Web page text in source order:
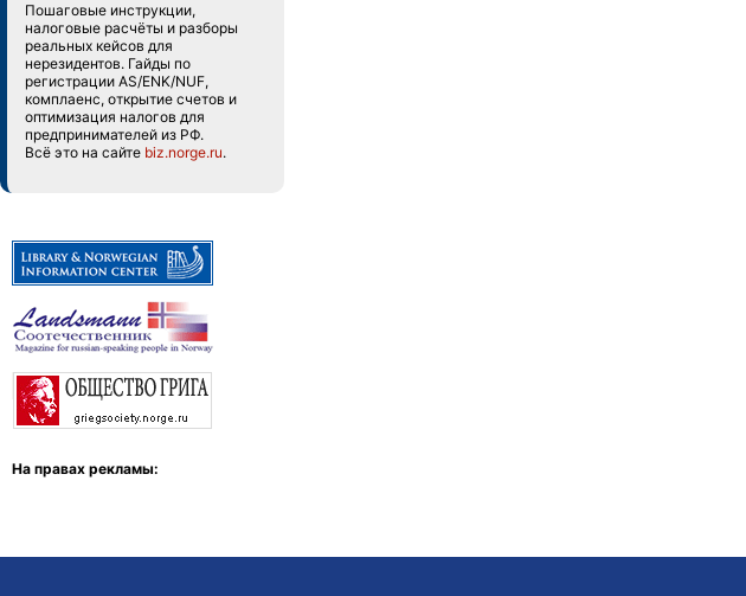
Пошаговые инструкции,
налоговые расчёты и разборы
реальных кейсов для
нерезидентов. Гайды по
регистрации AS/ENK/NUF,
комплаенс, открытие счетов и
оптимизация налогов для
предпринимателей из РФ.
Всё это на сайте biz.norge.ru.
На правах рекламы: